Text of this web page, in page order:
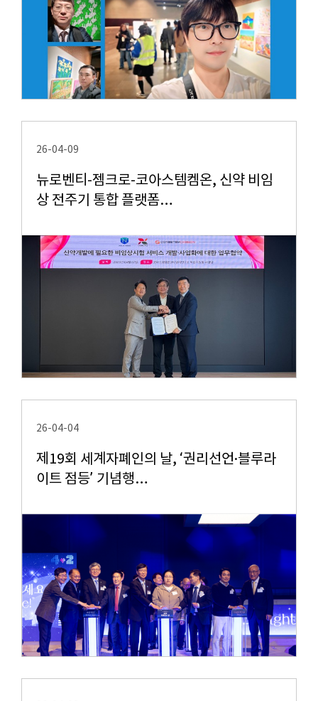
26-04-09
뉴로벤티-젬크로-코아스템켐온, 신약 비임
상 전주기 통합 플랫폼…
26-04-04
제19회 세계자폐인의 날, ‘권리선언·블루라
이트 점등’ 기념행…